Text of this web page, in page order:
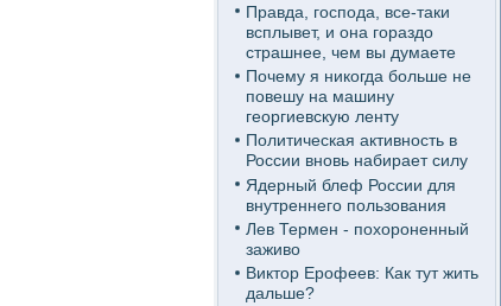
Правда, господа, все-таки
всплывет, и она гораздо
страшнее, чем вы думаете
Почему я никогда больше не
повешу на машину
георгиевскую ленту
Политическая активность в
России вновь набирает силу
Ядерный блеф России для
внутреннего пользования
Лев Термен - похороненный
заживо
Виктор Ерофеев: Как тут жить
дальше?